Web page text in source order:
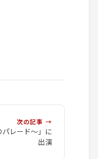
次の記事 →
レード〜」に
出演